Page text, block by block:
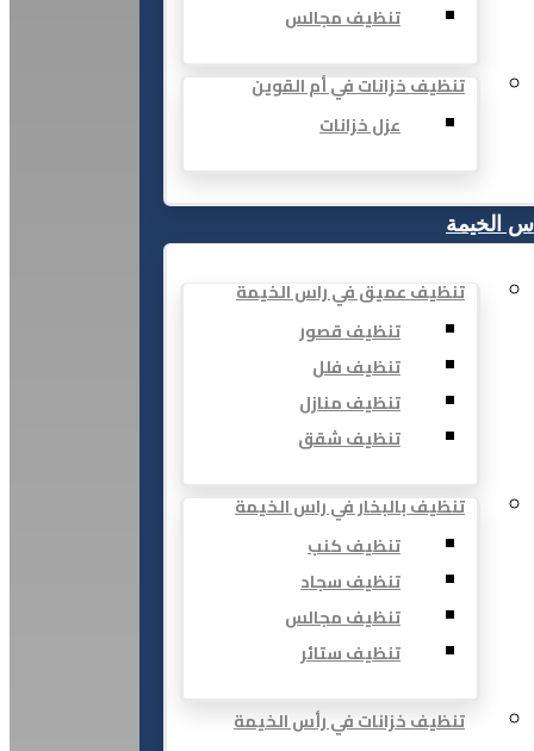
تنظيف مجالس
تنظيف خزانات في أم القوين
عزل خزانات
الخيمة
تنظيف عميق في راس الخيمة
تنظيف قصور
تنظيف فلل
تنظيف منازل
تنظيف شقق
تنظيف بالبخار في راس الخيمة
تنظيف كنب
تنظيف سجاد
تنظيف مجالس
تنظيف ستائر
تنظيف خزانات في رأس الخيمة